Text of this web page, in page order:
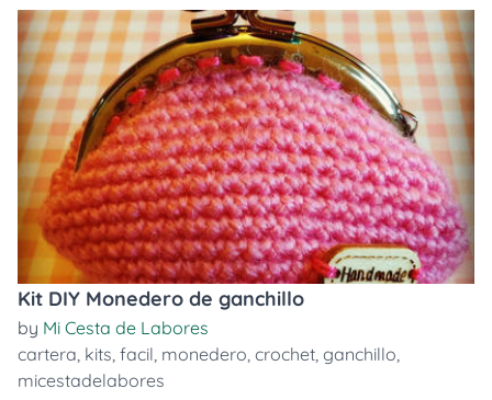
Kit DIY Monedero de ganchillo
by Mi Cesta de Labores
cartera, kits, facil, monedero, crochet, ganchillo,
micestadelabores